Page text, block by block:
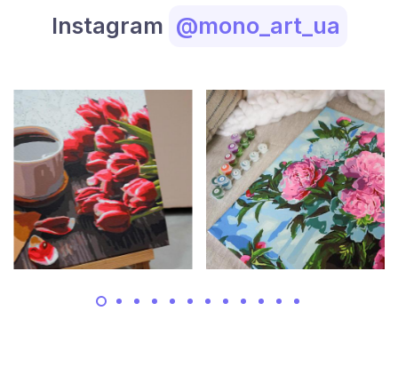
Instagram @mono_art_ua